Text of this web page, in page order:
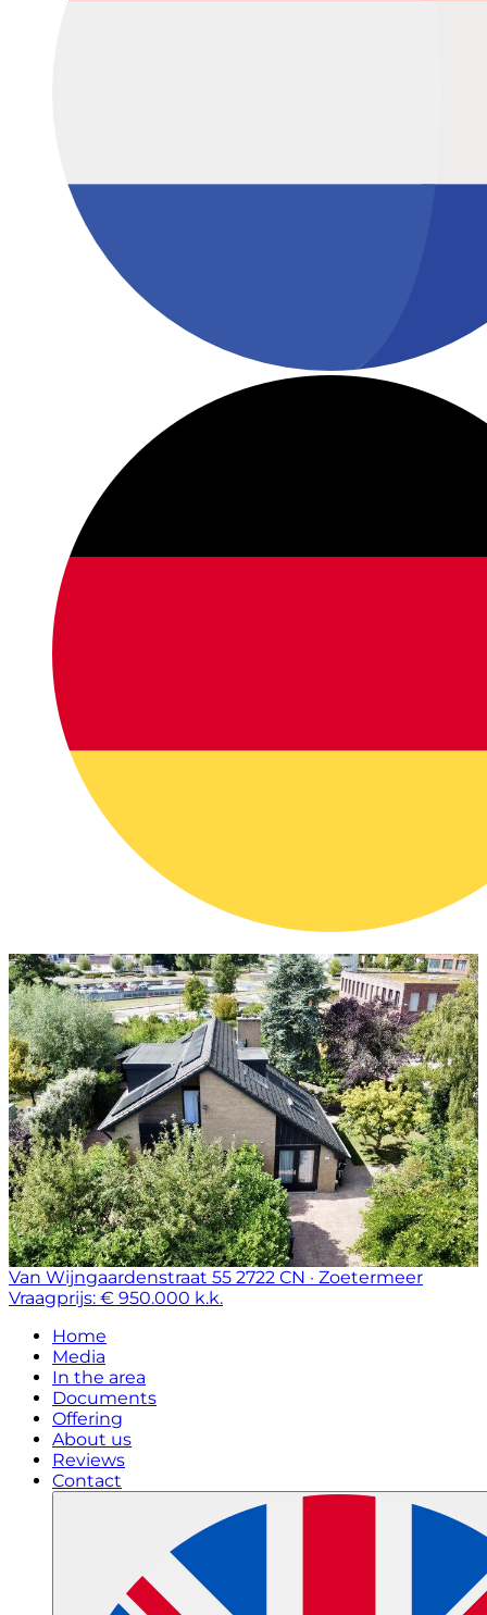
Van Wijngaardenstraat 55 2722 CN · Zoetermeer
Vraagprijs: € 950.000 k.k.
Home
Media
In the area
Documents
Offering
About us
Reviews
Contact